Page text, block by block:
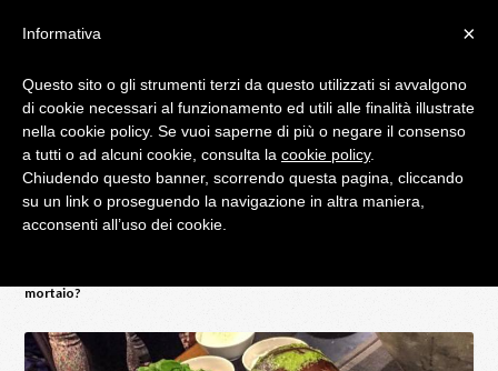
IL BLOG DI PALATIFINI.IT
MENU
mortaio?
×
Informativa
Questo sito o gli strumenti terzi da questo utilizzati si avvalgono
di cookie necessari al funzionamento ed utili alle finalità illustrate
nella cookie policy. Se vuoi saperne di più o negare il consenso
a tutti o ad alcuni cookie, consulta la cookie policy.
Chiudendo questo banner, scorrendo questa pagina, cliccando
su un link o proseguendo la navigazione in altra maniera,
acconsenti all’uso dei cookie.